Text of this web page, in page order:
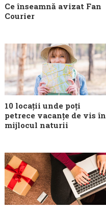
Ce înseamnă avizat Fan
Courier
10 locații unde poți
petrece vacanțe de vis în
mijlocul naturii